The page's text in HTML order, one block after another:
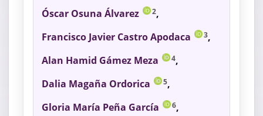
Óscar Osuna Álvarez
2,
Francisco Javier Castro Apodaca
3,
Alan Hamid Gámez Meza
4,
Dalia Magaña Ordorica
5,
Gloria María Peña García
6,